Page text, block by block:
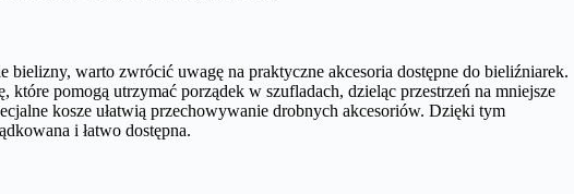
warto zwrócić uwagę na praktyczne akcesoria dostępne do bieliźniarek.
które pomogą utrzymać porządek w szufladach, dzieląc przestrzeń na mniejsze
kosze ułatwią przechowywanie drobnych akcesoriów. Dzięki tym
i łatwo dostępna.